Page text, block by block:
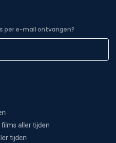
per e-mail ontvangen?
aller tijden
tijden